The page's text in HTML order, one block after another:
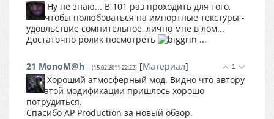
Ну не знаю... В 101 раз проходить для того,
чтобы полюбоваться на импортные текстуры -
удовльствие сомнительное, лично мне в лом...
Достаточно ролик посмотреть
...
1
21 MonoM@h (15.02.2011 22:22) [Материал]
Хороший атмосферный мод. Видно что автору
этой модификации пришлось хорошо
потрудиться.
Спасибо AP Production за новый обзор.